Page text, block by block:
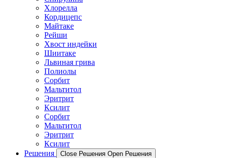
Хлорелла
Кордицепс
Майтаке
Рейши
Хвост индейки
Шиитаке
Львиная грива
Полиолы
Сорбит
Мальтитол
Эритрит
Ксилит
Сорбит
Мальтитол
Эритрит
Ксилит
Решения
Close Решения Open Решения